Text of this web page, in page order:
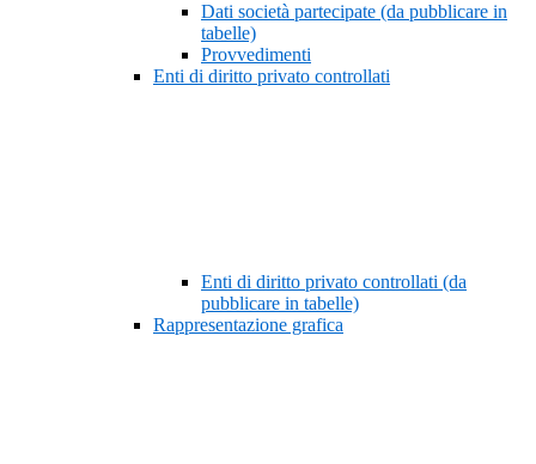
Dati società partecipate (da pubblicare in
tabelle)
Provvedimenti
Enti di diritto privato controllati
Enti di diritto privato controllati (da
pubblicare in tabelle)
Rappresentazione grafica